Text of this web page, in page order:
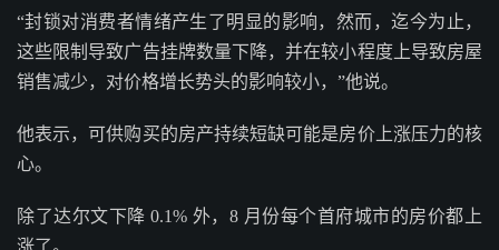
“封锁对消费者情绪产生了明显的影响，然而，迄今为止，
这些限制导致广告挂牌数量下降，并在较小程度上导致房屋
销售减少，对价格增长势头的影响较小，”他说。
他表示，可供购买的房产持续短缺可能是房价上涨压力的核
心。
除了达尔文下降 0.1% 外，8 月份每个首府城市的房价都上
涨了。